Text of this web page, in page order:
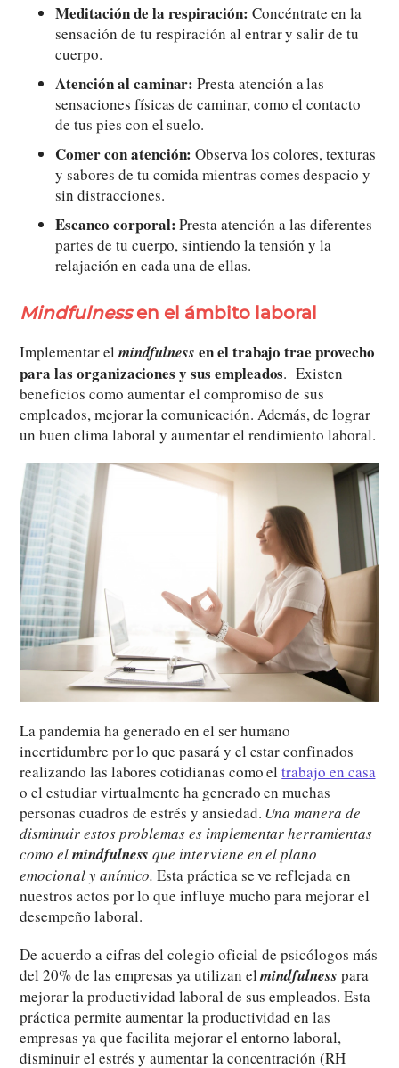
Meditación de la respiración: Concéntrate en la
sensación de tu respiración al entrar y salir de tu
cuerpo.
Atención al caminar: Presta atención a las
sensaciones físicas de caminar, como el contacto
de tus pies con el suelo.
Comer con atención: Observa los colores, texturas
y sabores de tu comida mientras comes despacio y
sin distracciones.
Escaneo corporal:Presta atención a las diferentes
partes de tu cuerpo, sintiendo la tensión y la
relajación en cada una de ellas.
Mindfulnessen el ámbito laboral
Implementar elmindfulnessen el trabajo trae provecho
para las organizaciones y sus empleados. Existen
beneficios como aumentar el compromiso de sus
empleados, mejorar la comunicación. Además, de lograr
un buen clima laboral y aumentar el rendimiento laboral.
La pandemia ha generado en el ser humano
incertidumbre por lo que pasará y el estar confinados
realizando las labores cotidianas como eltrabajo en casa
o el estudiar virtualmente ha generado en muchas
personas cuadros de estrés y ansiedad. Una manera de
disminuir estos problemas es implementar herramientas
como elmindfulnessque interviene en el plano
emocional y anímico. Esta práctica se ve reflejada en
nuestros actos por lo que influye mucho para mejorar el
desempeño laboral.
De acuerdo a cifras del colegio oficial de psicólogos más
del 20% de las empresas ya utilizan elmindfulness para
mejorar la productividad laboral de sus empleados. Esta
práctica permite aumentar la productividad en las
empresas ya que facilita mejorar el entorno laboral,
disminuir el estrés y aumentar la concentración (RH